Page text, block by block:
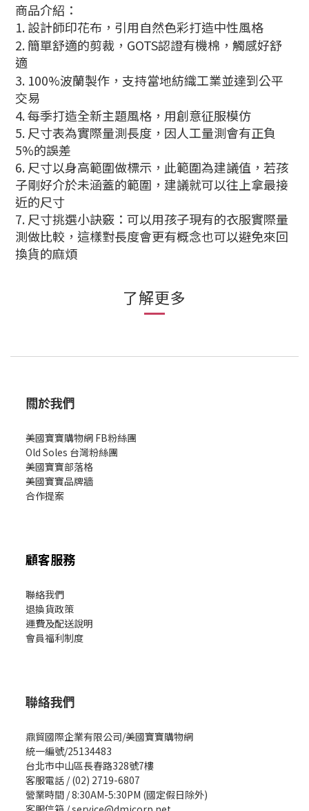
商品介紹：
1.設計師印花布，引用自然色彩打造中性風格
2.簡單舒適的剪裁， GOTS認證有機棉，觸感好舒
適
3. 100%波蘭製作，支持當地紡織工業並達到公平
交易
4.每季打造全新主題風格，用創意征服模仿
5. 尺寸表為實際量測長度，因人工量測會有正負
5%的誤差
6. 尺寸以身高範圍做標示，此範圍為建議值，若孩
子剛好介於未涵蓋的範圍，建議就可以往上拿最接
近的尺寸
7. 尺寸挑選小訣竅：可以用孩子現有的衣服實際量
測做比較，這樣對長度會更有概念也可以避免來回
換貨的麻煩
了解更多
關於我們
美國寶寶購物網 FB粉絲團
Old Soles 台灣粉絲團
美國寶寶部落格
美國寶寶品牌牆
合作提案
顧客服務
聯絡我們
退換貨政策
運費及配送說明
會員福利制度
聯絡我們
鼎貿國際企業有限公司/美國寶寶購物網
統一編號/25134483
台北市中山區長春路328號7樓
客服電話 / (02) 2719-6807
營業時間 / 8:30AM-5:30PM (國定假日除外)